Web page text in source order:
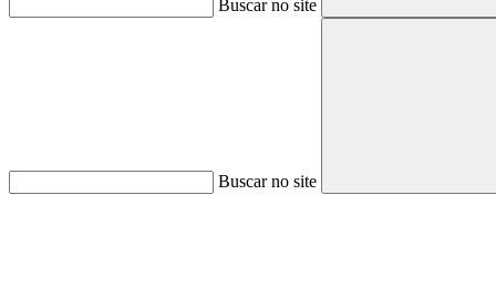
Buscar no site
Buscar no site